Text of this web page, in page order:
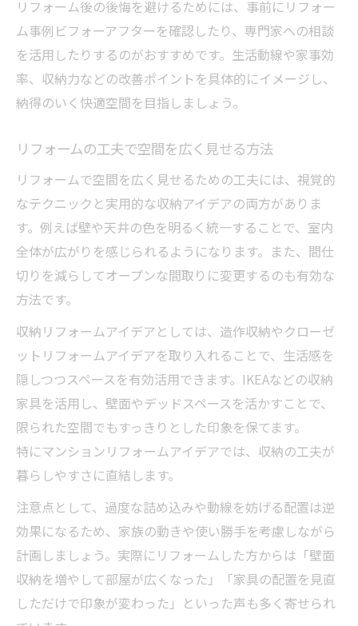
リフォーム後の後悔を避けるためには、事前にリフォー
ム事例ビフォーアフターを確認したり、専門家への相談
を活用したりするのがおすすめです。生活動線や家事効
率、収納力などの改善ポイントを具体的にイメージし、
納得のいく快適空間を目指しましょう。
リフォームの工夫で空間を広く見せる方法
リフォームで空間を広く見せるための工夫には、視覚的
なテクニックと実用的な収納アイデアの両方がありま
す。例えば壁や天井の色を明るく統一することで、室内
全体が広がりを感じられるようになります。また、間仕
切りを減らしてオープンな間取りに変更するのも有効な
方法です。
収納リフォームアイデアとしては、造作収納やクローゼ
ットリフォームアイデアを取り入れることで、生活感を
隠しつつスペースを有効活用できます。IKEAなどの収納
家具を活用し、壁面やデッドスペースを活かすことで、
限られた空間でもすっきりとした印象を保てます。
特にマンションリフォームアイデアでは、収納の工夫が
暮らしやすさに直結します。
注意点として、過度な詰め込みや動線を妨げる配置は逆
効果になるため、家族の動きや使い勝手を考慮しながら
計画しましょう。実際にリフォームした方からは「壁面
収納を増やして部屋が広くなった」「家具の配置を見直
しただけで印象が変わった」といった声も多く寄せられ